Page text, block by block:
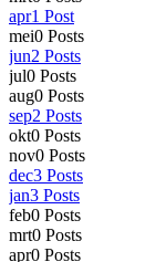
apr1 Post
mei0 Posts
jun2 Posts
jul0 Posts
aug0 Posts
sep2 Posts
okt0 Posts
nov0 Posts
dec3 Posts
jan3 Posts
feb0 Posts
mrt0 Posts
apr0 Posts